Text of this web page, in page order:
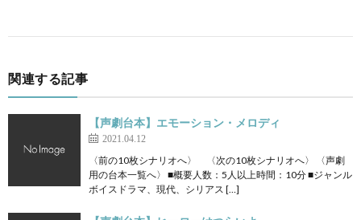
関連する記事
【声劇台本】エモーション・メロディ
2021.04.12
〈前の10枚シナリオへ〉 〈次の10枚シナリオへ〉 〈声劇
用の台本一覧へ〉 ■概要人数：5人以上時間：10分 ■ジャンル
ボイスドラマ、現代、シリアス […]